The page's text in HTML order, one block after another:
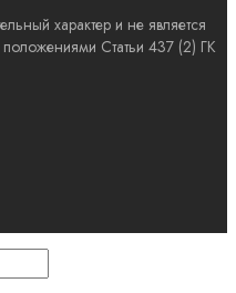
характер и не является
Статьи 437 (2) ГК